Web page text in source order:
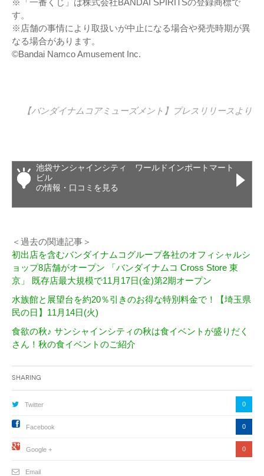
※「一番くじ」は株式会社BANDAI SPIRITSの登録商標で
す。
※店舗の事情により取扱いが中止になる場合や発売時期が異
なる場合があります。
©Bandai Namco Amusement Inc.
【バンダイナムコアミューズメント】 プレスリリース より
池袋サンシャインシティ ワールドインポートマート
ビル
の情報・口コミを見る
＜過去の関連記事＞
初出店を含むバンダイナムコグループ各社のオフィシャルシ
ョップ8店舗がオープン 「バンダイナムコ Cross Store 東
京」 既存店最大規模で11月17日(金)第2期オープン
水族館と展望台を約20％引きのお得な特別料金で！【埼玉県
民の日】11月14日(火)
食欲の秋♪ サンシャインシティの秋は食イベントが盛りだく
さん！秋の食イベントのご紹介
Sharing
Twitter 0
Facebook 0
Google + 0
Email